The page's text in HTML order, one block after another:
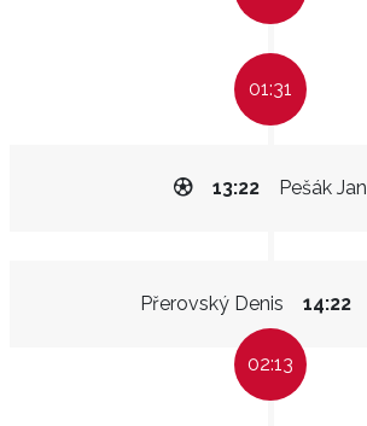
01:31
Pešák Jan
13:22
Přerovský Denis 14:22
02:13